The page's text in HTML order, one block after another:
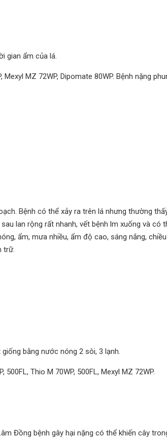
gian ẩm của lá.
MZ 72WP, Dipomate 80WP. Bệnh nặng
Bệnh có thể xảy ra trên lá nhưng thường
lan rộng rất nhanh, vết bệnh lm xuống và có
ẩm, mưa nhiều, ẩm độ cao, sáng nắng, chiều
trữ.
bằng nước nóng 2 sôi, 3 lạnh.
Thio M 70WP, 500FL, Mexyl MZ 72WP.
Đồng bệnh gây hại nặng có thể khiến cây